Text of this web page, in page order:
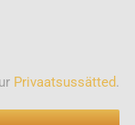
Privaatsussätted.